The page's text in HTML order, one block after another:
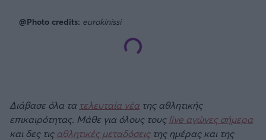
@Photo credits: eurokinissi
Διάβασε όλα τα τελευταία νέα της αθλητικής
επικαιρότητας. Μάθε για όλους τους live αγώνες σήμερα
και δες τιςαθλητικές μεταδόσειςτης ημέρας και της